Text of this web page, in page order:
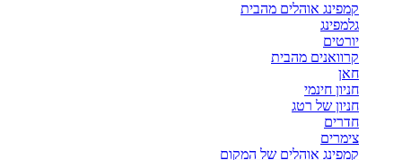
קמפינג אוהלים מהבית
גלמפינג
יורטים
קרוואנים מהבית
חאן
חניון חינמי
חניון של רטג
חדרים
צימרים
קמפינג אוהלים של המקום